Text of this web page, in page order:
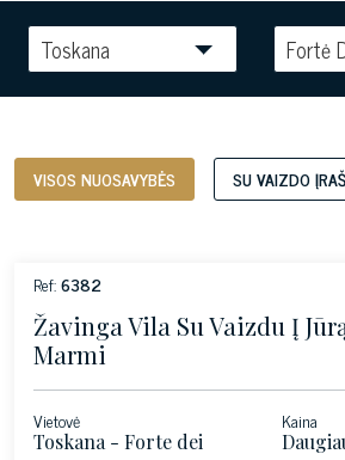
Toskana Fortė
VISOS NUOSAVYBĖS SU VAIZDO
Ref:6382
Žavinga Vila Su Vaizdu Į
Marmi
Vietovė
Toskana - Forte dei
Kaina